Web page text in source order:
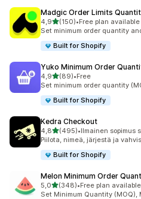
Madgic Order Limits
4,9/ 5 tähteä
(150)
150 arvostelua yhteensä
•Free plan available
Set minimum order quantity
Built for Shopify
Yuko Minimum Order
4,9/ 5 tähteä
(89)
89 arvostelua yhteensä
•Free
Set minimum order quantity
Built for Shopify
Kedra Checkout
4,8/ 5 tähteä
(495)
495 arvostelua yhteensä
•Ilmainen sopimus
Piilota, nimeä, järjestä ja
Built for Shopify
Melon Minimum Order
5,0/ 5 tähteä
(348)
348 arvostelua yhteensä
•Free plan available
Set Minimum Quantity (MOQ),